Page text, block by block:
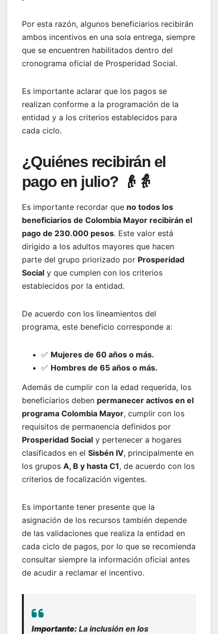
Por esta razón, algunos beneficiarios recibirán
ambos incentivos en una sola entrega, siempre
que se encuentren habilitados dentro del
cronograma oficial de Prosperidad Social.
Es importante aclarar que los pagos se
realizan conforme a la programación de la
entidad y a los criterios establecidos para
cada ciclo.
¿Quiénes recibirán el
pago en julio? 👴👵
Es importante recordar que no todos los
beneficiarios de Colombia Mayor recibirán el
pago de 230.000 pesos. Este valor está
dirigido a los adultos mayores que hacen
parte del grupo priorizado por Prosperidad
Social y que cumplen con los criterios
establecidos por la entidad.
De acuerdo con los lineamientos del
programa, este beneficio corresponde a:
✅ Mujeres de 60 años o más.
✅ Hombres de 65 años o más.
Además de cumplir con la edad requerida, los
beneficiarios deben permanecer activos en el
programa Colombia Mayor, cumplir con los
requisitos de permanencia definidos por
Prosperidad Social y pertenecer a hogares
clasificados en el Sisbén IV, principalmente en
los grupos A, B y hasta C1, de acuerdo con los
criterios de focalización vigentes.
Es importante tener presente que la
asignación de los recursos también depende
de las validaciones que realiza la entidad en
cada ciclo de pagos, por lo que se recomienda
consultar siempre la información oficial antes
de acudir a reclamar el incentivo.
Importante: La inclusión en los